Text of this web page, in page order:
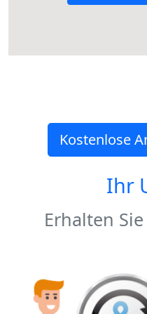
Kostenlose
Ihr
Erhalten